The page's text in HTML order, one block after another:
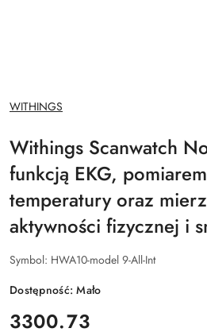
NAZWA
PRODUCENTA:
WITHINGS
Withings Scanwatch
funkcją EKG,
temperatury oraz
aktywności fizycznej i
Symbol: HWA10-model 9-All-Int
Dostępność:Mało
cena:
3300.73